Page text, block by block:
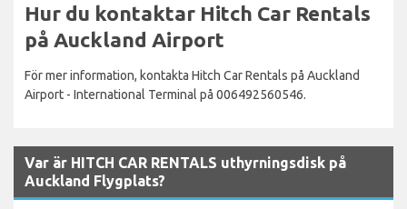
Hur du kontaktar Hitch Car Rentals
på Auckland Airport
För mer information, kontakta Hitch Car Rentals på Auckland
Airport - International Terminal på 006492560546.
Var är HITCH CAR RENTALS uthyrningsdisk på
Auckland Flygplats?